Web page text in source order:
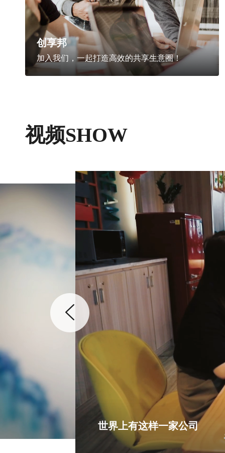
创享邦
加入我们，一起打造高效的共享生意圈！
视频SHOW
世界上有这样一家公司